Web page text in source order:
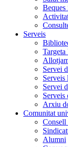
Beques
Serveis
Servei
Serveis
Servei
Serveis
Arxiu
Comunitat
Consell
Alumni